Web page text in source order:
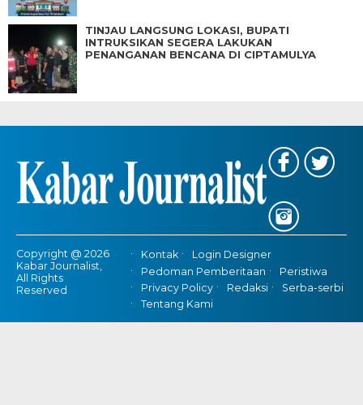
TINJAU LANGSUNG LOKASI, BUPATI
INTRUKSIKAN SEGERA LAKUKAN
PENANGANAN BENCANA DI CIPTAMULYA
Copyright @ 2026
Kabar Journalist,
All Rights
Reserved
Kontak
Login Designer
Pedoman Pemberitaan
Peristiwa
Privacy Policy
Redaksi
Serba-serbi
Tentang Kami